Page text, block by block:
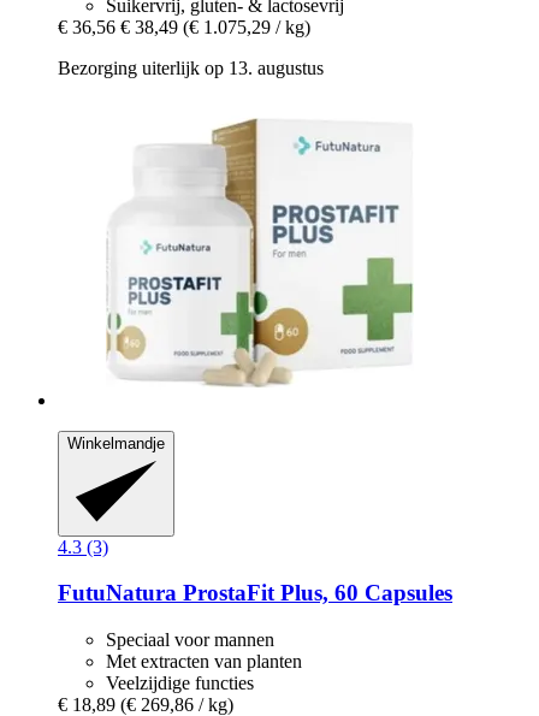
Suikervrij, gluten- & lactosevrij
€ 36,56 € 38,49 (€ 1.075,29 / kg)
Bezorging uiterlijk op 13. augustus
Winkelmandje
4.3 (3)
FutuNatura ProstaFit Plus, 60 Capsules
Speciaal voor mannen
Met extracten van planten
Veelzijdige functies
€ 18,89 (€ 269,86 / kg)